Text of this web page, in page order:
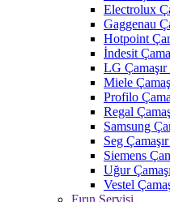
Electrolux
Gaggenau
Hotpoint
İndesit
LG
Miele
Profilo
Regal
Samsung
Seg
Siemens
Uğur
Vestel
Fırın Servisi